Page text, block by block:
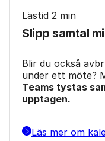
Lästid 2 min
Slipp samtal
Blir du också
under ett möte?
Teams tystas
upptagen.
Läs mer om